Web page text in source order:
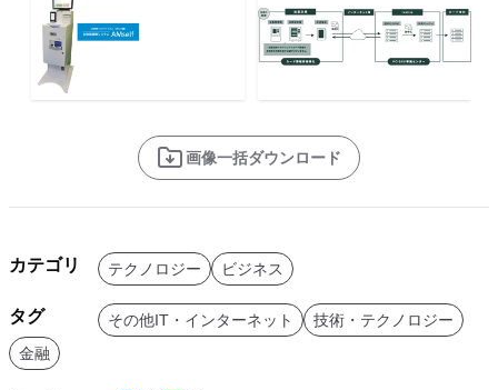
画像一括ダウンロード
カテゴリ テクノロジー ビジネス
タグ その他IT・インターネット
技術・テクノロジー
金融